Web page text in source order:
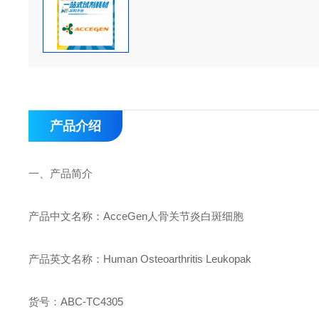
产品介绍
一、 产品简介
产品中文名称：AcceGen人骨关节炎白斑细胞
产品英文名称： Human Osteoarthritis Leukopak
货号：ABC-TC4305